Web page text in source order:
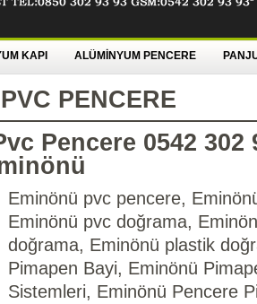
KAPI ALÜMİNYUM PENCERE
PENCERE
Pencere 0542 302
Eminönü pvc pencere,
Eminönü pvc doğrama,
doğrama, Eminönü plastik
Pimapen Bayi, Eminönü
Sistemleri, Eminönü Pencere